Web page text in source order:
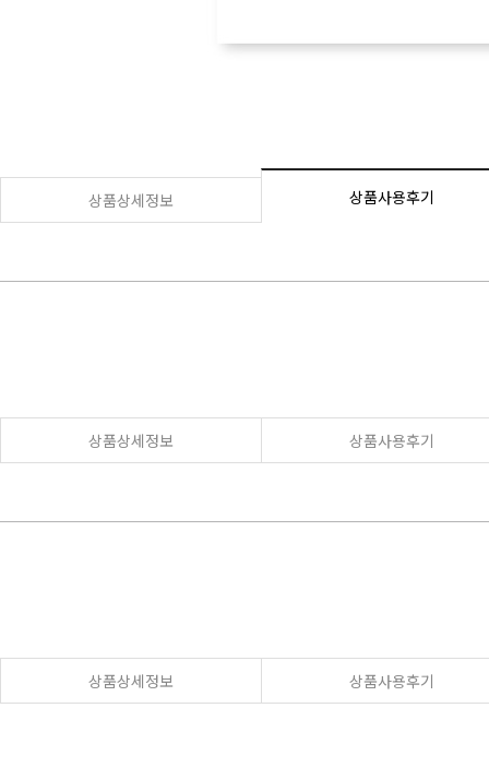
상품상세정보 상품사용후기
상품상세정보 상품사용후기
상품상세정보 상품사용후기